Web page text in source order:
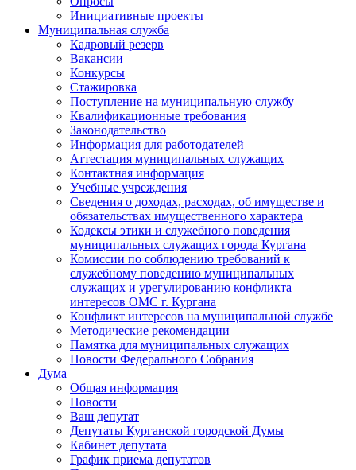
Инициативные проекты
Муниципальная служба
Кадровый резерв
Вакансии
Конкурсы
Стажировка
Поступление на муниципальную службу
Квалификационные требования
Законодательство
Информация для работодателей
Аттестация муниципальных служащих
Контактная информация
Учебные учреждения
Сведения о доходах, расходах, об имуществе и
обязательствах имущественного характера
Кодексы этики и служебного поведения
муниципальных служащих города Кургана
Комиссии по соблюдению требований к
служебному поведению муниципальных
служащих и урегулированию конфликта
интересов ОМС г. Кургана
Конфликт интересов на муниципальной службе
Методические рекомендации
Памятка для муниципальных служащих
Новости Федерального Cобрания
Дума
Общая информация
Новости
Ваш депутат
Депутаты Курганской городской Думы
Кабинет депутата
График приема депутатов